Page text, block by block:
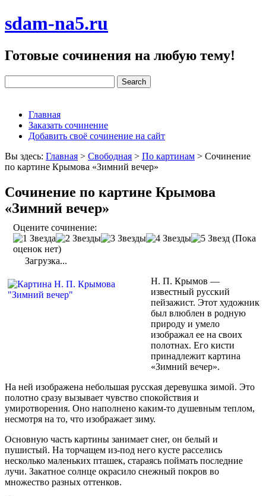
sdam-na5.ru
Готовые сочинения на любую тему!
Главная
Заказать сочинение
Добавить своё сочинение на сайт
Вы здесь: Главная > Свободная > По картинам > Сочинение
по картине Крымова «Зимний вечер»
Сочинение по картине Крымова
«Зимний вечер»
Оцените сочинение:
(Пока
оценок нет)
Загрузка...
Н. П. Крымов —
известный русский
пейзажист. Этот художник
был влюблен в родную
природу и умело
изображал ее на своих
полотнах. Его кисти
принадлежит картина
«Зимний вечер».
На ней изображена небольшая русская деревушка зимой. Это
полотно сразу вызывает чувство спокойствия и
умиротворения. Оно наполнено каким-то душевным теплом,
несмотря на то, что изображает зиму.
Основную часть картины занимает снег, он белый и
пушистый. На торчащем из-под него кусте расселись
несколько маленьких пташек, стараясь поймать последние
лучи. Закатное солнце окрасило снежный покров во
множество разных оттенков.